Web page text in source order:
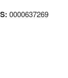
0000637269